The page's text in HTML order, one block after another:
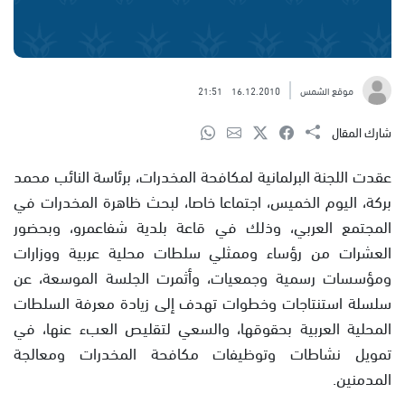
موقع الشمس 16.12.2010
21:51
شارك المقال
عقدت اللجنة البرلمانية لمكافحة المخدرات، برئاسة النائب محمد
بركة، اليوم الخميس، اجتماعا خاصا، لبحث ظاهرة المخدرات في
المجتمع العربي، وذلك في قاعة بلدية شفاعمرو، وبحضور
العشرات من رؤساء وممثلي سلطات محلية عربية ووزارات
ومؤسسات رسمية وجمعيات، وأثمرت الجلسة الموسعة، عن
سلسلة استنتاجات وخطوات تهدف إلى زيادة معرفة السلطات
المحلية العربية بحقوقها، والسعي لتقليص العبء عنها، في
تمويل نشاطات وتوظيفات مكافحة المخدرات ومعالجة
المدمنين.